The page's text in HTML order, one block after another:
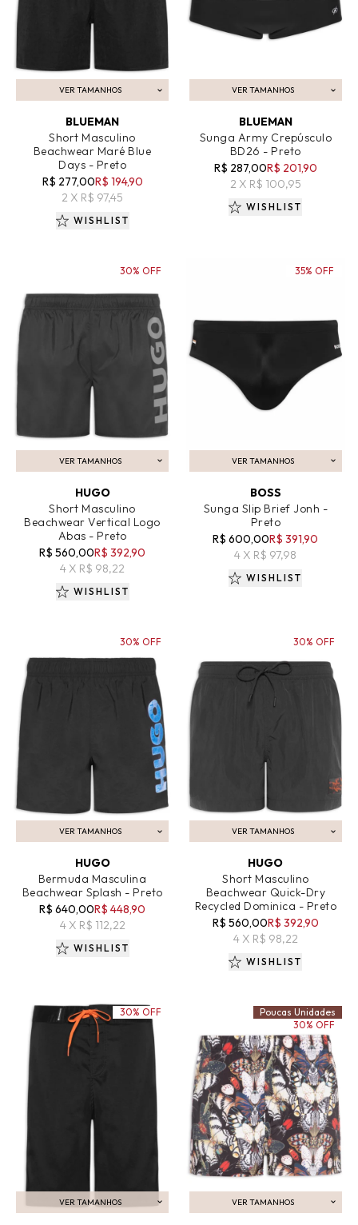
VER TAMANHOS
ADICIONAR AO CARRINHO
BLUEMAN
Short Masculino
Beachwear Maré Blue
Days - Preto
R$ 277,00R$ 194,90
2 X R$ 97,45
WISHLIST
VER TAMANHOS
ADICIONAR AO CARRINHO
BLUEMAN
Sunga Army Crepúsculo
BD26 - Preto
R$ 287,00R$ 201,90
2 X R$ 100,95
WISHLIST
VER TAMANHOS
ADICIONAR AO CARRINHO
HUGO
Short Masculino
Beachwear Vertical Logo
Abas - Preto
R$ 560,00R$ 392,90
4 X R$ 98,22
30% OFF
WISHLIST
VER TAMANHOS
ADICIONAR AO CARRINHO
BOSS
Sunga Slip Brief Jonh -
Preto
R$ 600,00R$ 391,90
4 X R$ 97,98
35% OFF
WISHLIST
VER TAMANHOS
ADICIONAR AO CARRINHO
HUGO
Bermuda Masculina
Beachwear Splash - Preto
R$ 640,00R$ 448,90
4 X R$ 112,22
30% OFF
WISHLIST
VER TAMANHOS
ADICIONAR AO CARRINHO
HUGO
Short Masculino
Beachwear Quick-Dry
Recycled Dominica - Preto
R$ 560,00R$ 392,90
4 X R$ 98,22
30% OFF
WISHLIST
VER TAMANHOS
ADICIONAR AO CARRINHO
30% OFF
VER TAMANHOS
ADICIONAR AO CARRINHO
Poucas Unidades
30% OFF